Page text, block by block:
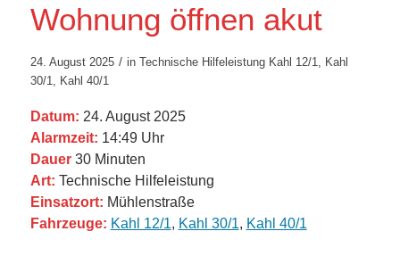
Wohnung öffnen akut
24. August 2025 / in Technische Hilfeleistung Kahl 12/1, Kahl
30/1, Kahl 40/1
Datum: 24. August 2025
Alarmzeit: 14:49 Uhr
Dauer30 Minuten
Art: Technische Hilfeleistung
Einsatzort: Mühlenstraße
Fahrzeuge: Kahl 12/1, Kahl 30/1, Kahl 40/1